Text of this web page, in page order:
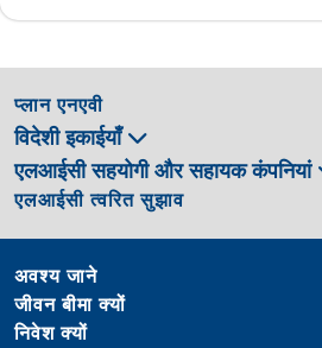
प्लान एनएवी
विदेशी इकाईयाँ
एलआईसी सहयोगी और सहायक कंपनियां
एलआईसी त्वरित सुझाव
अवश्य जाने
जीवन बीमा क्यों
निवेश क्यों